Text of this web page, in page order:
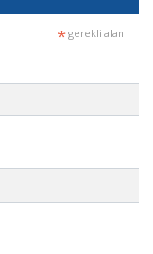
* gerekli alan